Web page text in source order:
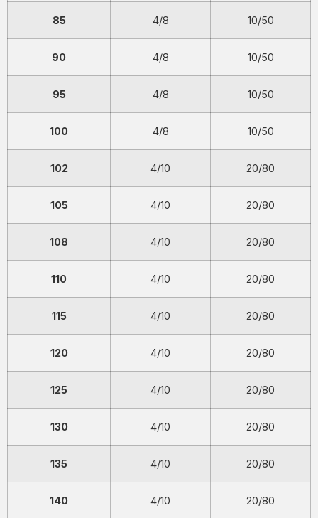
85 4/8 10/50
90 4/8 10/50
95 4/8 10/50
100 4/8 10/50
102 4/10 20/80
105 4/10 20/80
108 4/10 20/80
110 4/10 20/80
115 4/10 20/80
120 4/10 20/80
125 4/10 20/80
130 4/10 20/80
135 4/10 20/80
140 4/10 20/80